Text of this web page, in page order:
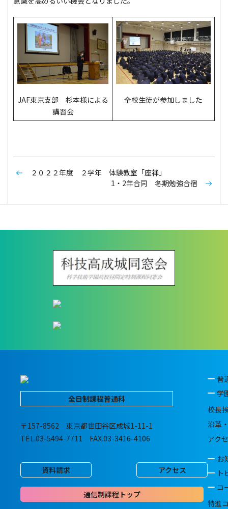
JAF東京支部 杉本様による
講習会
全校生徒が参加しました
２０２２年度 ２学年 体験教室「座禅」
1・2年合同 冬期勉強合宿
全日制課程普通科
〒157-8562 東京都世田谷区成城1-11-1
TEL.03-5494-7711 FAX.03-3416-4106
資料請求 アクセス
通信制課程トップ
普
学
校長
沿革
アク
お
ト
コ
特進